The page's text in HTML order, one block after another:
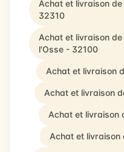
Achat et livraison
32310
Achat et livraison
l'Osse - 32100
Achat et livraison
Achat et livraison
Achat et livraison
Achat et livraison